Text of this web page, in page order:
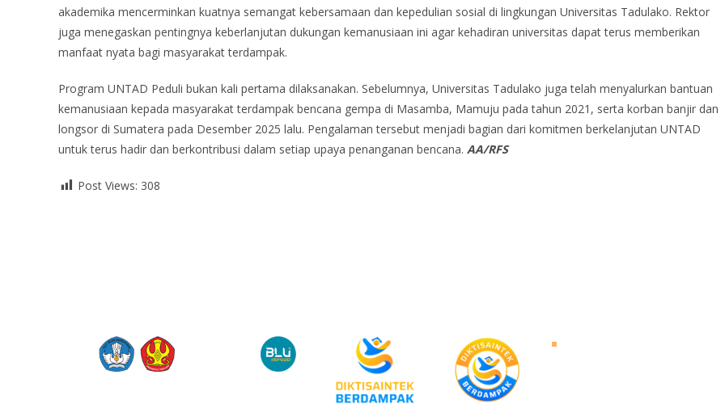
akademika mencerminkan kuatnya semangat kebersamaan dan kepedulian sosial di lingkungan Universitas Tadulako. Rektor
juga menegaskan pentingnya keberlanjutan dukungan kemanusiaan ini agar kehadiran universitas dapat terus memberikan
manfaat nyata bagi masyarakat terdampak.
Program UNTAD Peduli bukan kali pertama dilaksanakan. Sebelumnya, Universitas Tadulako juga telah menyalurkan bantuan
kemanusiaan kepada masyarakat terdampak bencana gempa di Masamba, Mamuju pada tahun 2021, serta korban banjir dan
longsor di Sumatera pada Desember 2025 lalu. Pengalaman tersebut menjadi bagian dari komitmen berkelanjutan UNTAD
untuk terus hadir dan berkontribusi dalam setiap upaya penanganan bencana. AA/RFS
Post Views: 308